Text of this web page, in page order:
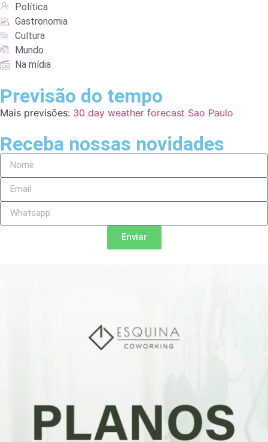
Política
Gastronomia
Cultura
Mundo
Na mídia
Previsão do tempo
Mais previsões: 30 day weather forecast Sao Paulo
Receba nossas novidades
Enviar